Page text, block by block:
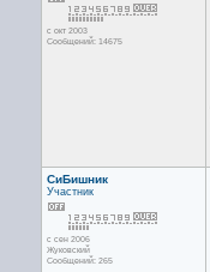
с окт 2003
Сообщений: 14675
СиБишник
Участник
с сен 2006
Жуковский
Сообщений: 265